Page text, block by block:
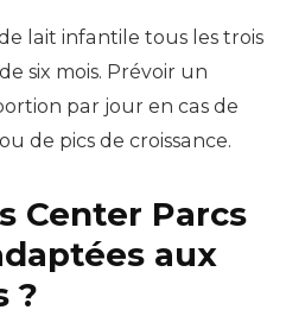
lait infantile tous les trois
six mois. Prévoir un
par jour en cas de
de pics de croissance.
Center Parcs
aux
?